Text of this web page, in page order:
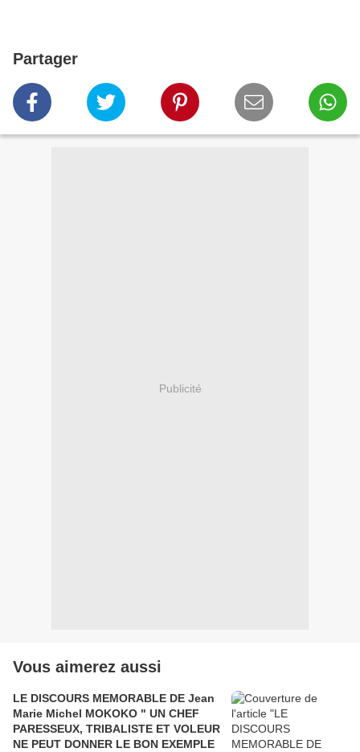
Partager
Publicité
Vous aimerez aussi
LE DISCOURS MEMORABLE DE Jean
Marie Michel MOKOKO " UN CHEF
PARESSEUX, TRIBALISTE ET VOLEUR
NE PEUT DONNER LE BON EXEMPLE